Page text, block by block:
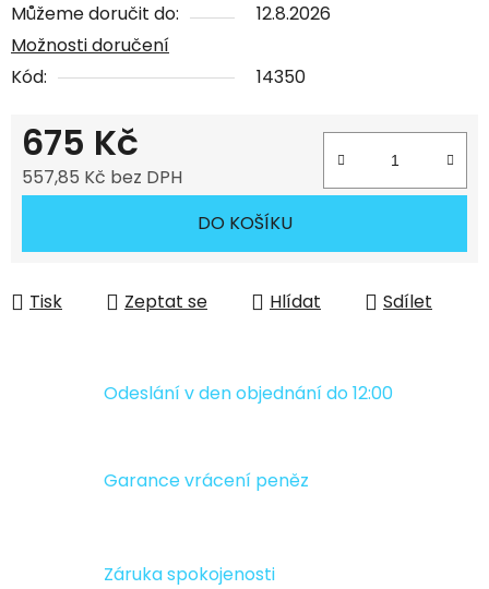
Můžeme doručit do:
12.8.2026
Možnosti doručení
Kód:
14350
675 Kč
557,85 Kč bez DPH
DO KOŠÍKU
Tisk Zeptat se Hlídat Sdílet
Odeslání v den objednání do 12:00
Garance vrácení peněz
Záruka spokojenosti